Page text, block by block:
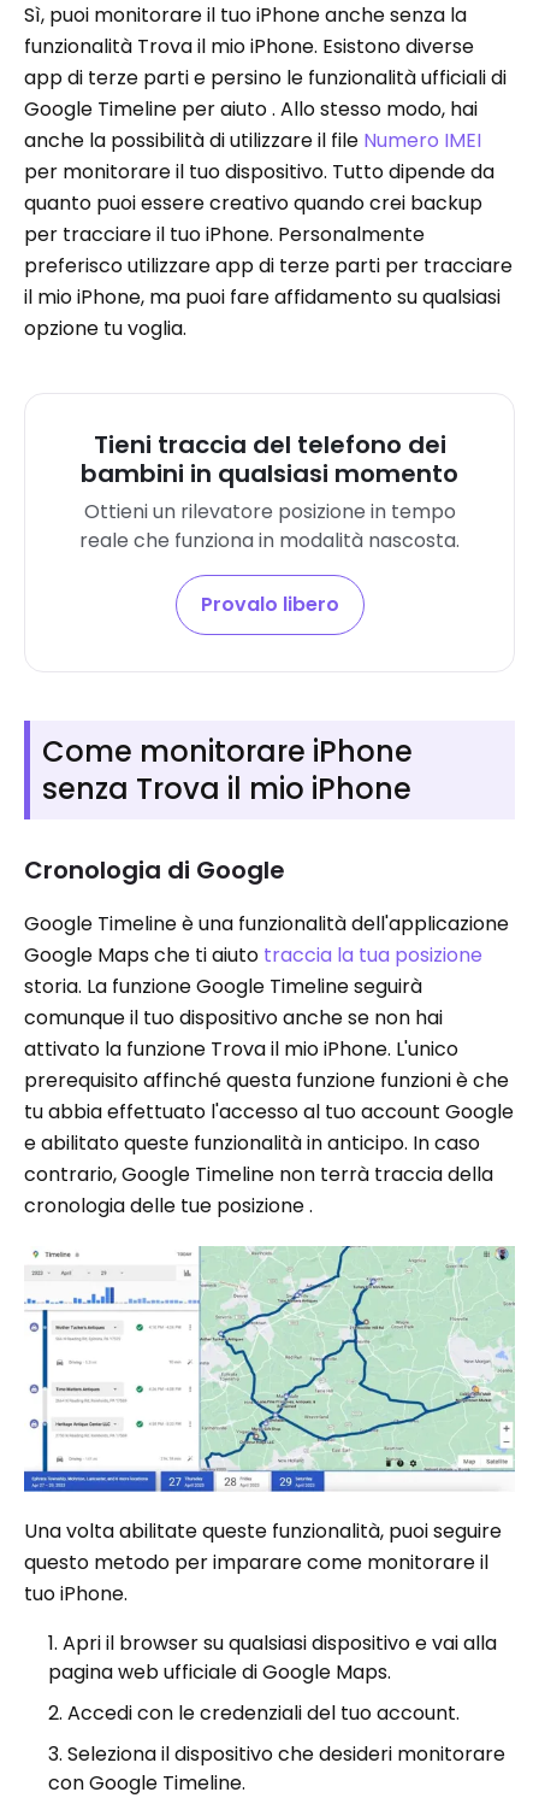
Sì, puoi monitorare il tuo iPhone anche senza la
funzionalità Trova il mio iPhone. Esistono diverse
app di terze parti e persino le funzionalità ufficiali di
Google Timeline per aiuto . Allo stesso modo, hai
anche la possibilità di utilizzare il file Numero IMEI
per monitorare il tuo dispositivo. Tutto dipende da
quanto puoi essere creativo quando crei backup
per tracciare il tuo iPhone. Personalmente
preferisco utilizzare app di terze parti per tracciare
il mio iPhone, ma puoi fare affidamento su qualsiasi
opzione tu voglia.
Tieni traccia del telefono dei
bambini in qualsiasi momento
Ottieni un rilevatore posizione in tempo
reale che funziona in modalità nascosta.
Provalo libero
Come monitorare iPhone
senza Trova il mio iPhone
Cronologia di Google
Google Timeline è una funzionalità dell'applicazione
Google Maps che ti aiuto traccia la tua posizione
storia. La funzione Google Timeline seguirà
comunque il tuo dispositivo anche se non hai
attivato la funzione Trova il mio iPhone. L'unico
prerequisito affinché questa funzione funzioni è che
tu abbia effettuato l'accesso al tuo account Google
e abilitato queste funzionalità in anticipo. In caso
contrario, Google Timeline non terrà traccia della
cronologia delle tue posizione .
Una volta abilitate queste funzionalità, puoi seguire
questo metodo per imparare come monitorare il
tuo iPhone.
Apri il browser su qualsiasi dispositivo e vai alla
pagina web ufficiale di Google Maps.
Accedi con le credenziali del tuo account.
Seleziona il dispositivo che desideri monitorare
con Google Timeline.